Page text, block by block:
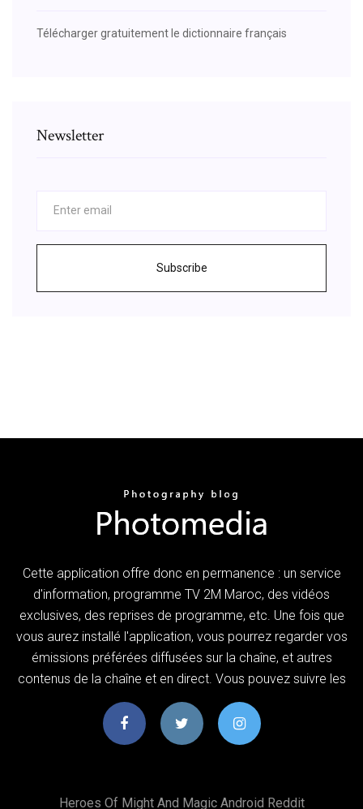
Télécharger gratuitement le dictionnaire français
Newsletter
Subscribe
Cette application offre donc en permanence : un service
d'information, programme TV 2M Maroc, des vidéos
exclusives, des reprises de programme, etc. Une fois que
vous aurez installé l'application, vous pourrez regarder vos
émissions préférées diffusées sur la chaîne, et autres
contenus de la chaîne et en direct. Vous pouvez suivre les
Heroes Of Might And Magic Android Reddit